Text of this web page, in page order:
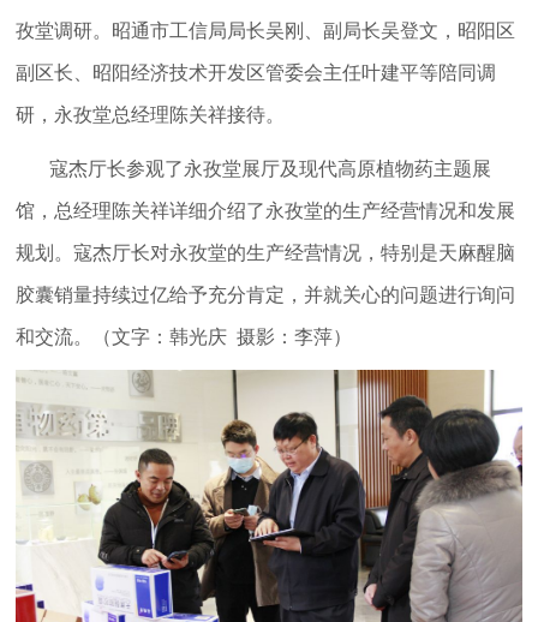
孜堂调研。昭通市工信局局长吴刚、副局长吴登文，昭阳区
副区长、昭阳经济技术开发区管委会主任叶建平等陪同调
研，永孜堂总经理陈关祥接待。
寇杰厅长参观了永孜堂展厅及现代高原植物药主题展
馆，总经理陈关祥详细介绍了永孜堂的生产经营情况和发展
规划。寇杰厅长对永孜堂的生产经营情况，特别是天麻醒脑
胶囊销量持续过亿给予充分肯定，并就关心的问题进行询问
和交流。（文字：韩光庆 摄影：李萍）